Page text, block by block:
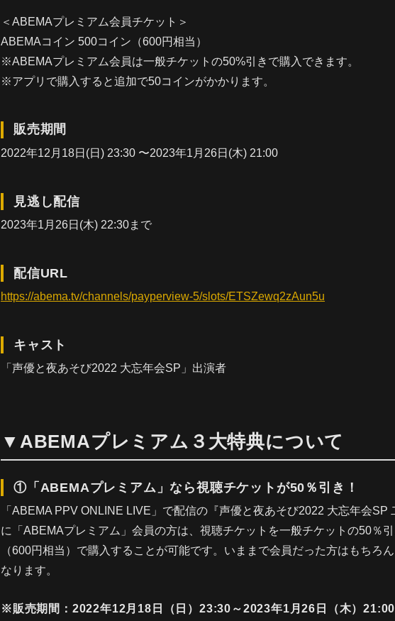
＜ABEMAプレミアム会員チケット＞
ABEMAコイン 500コイン（600円相当）
※ABEMAプレミアム会員は一般チケットの50%引きで購入できます。
※アプリで購入すると追加で50コインがかかります。
販売期間
2022年12月18日(日) 23:30 〜2023年1月26日(木) 21:00
見逃し配信
2023年1月26日(木) 22:30まで
配信URL
https://abema.tv/channels/payperview-5/slots/ETSZewq2zAun5u
キャスト
「声優と夜あそび2022 大忘年会SP」出演者
▼ABEMAプレミアム３大特典について
①「ABEMAプレミアム」なら視聴チケットが50％引き！
「ABEMA PPV ONLINE LIVE」で配信の『声優と夜あそび2022 大忘年会SP
に「ABEMAプレミアム」会員の方は、視聴チケットを一般チケットの50％
（600円相当）で購入することが可能です。いままで会員だった方はもちろ
なります。
※販売期間：2022年12月18日（日）23:30～2023年1月26日（木）21:00